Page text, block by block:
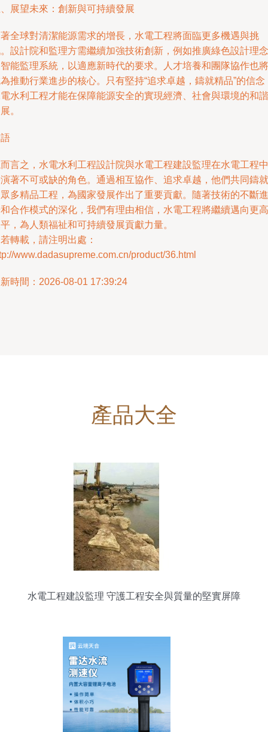
展望未來：創新與可持續發展
全球對清潔能源需求的增長，水電工程將面臨更多機遇與挑
設計院和監理方需繼續加強技術創新，例如推廣綠色設計理念
能監理系統，以適應新時代的要求。人才培養和團隊協作也將
推動行業進步的核心。只有堅持“追求卓越，鑄就精品”的信念
水利工程才能在保障能源安全的實現經濟、社會與環境的和諧
。
言之，水電水利工程設計院與水電工程建設監理在水電工程中
著不可或缺的角色。通過相互協作、追求卓越，他們共同鑄就
多精品工程，為國家發展作出了重要貢獻。隨著技術的不斷進
合作模式的深化，我們有理由相信，水電工程將繼續邁向更高
，為人類福祉和可持續發展貢獻力量。
轉載，請注明出處：
www.dadasupreme.com.cn/product/36.html
時間：2026-08-01 17:39:24
產品大全
水電工程建設監理 守護工程安全與質量的堅實屏障